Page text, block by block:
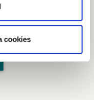
cookies
dig?